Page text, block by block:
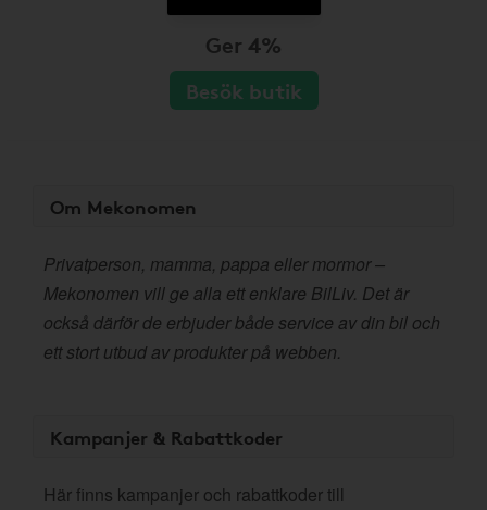
Ger 4%
Besök butik
Om Mekonomen
Privatperson, mamma, pappa eller mormor –
Mekonomen vill ge alla ett enklare BilLiv. Det är
också därför de erbjuder både service av din bil och
ett stort utbud av produkter på webben.
Kampanjer & Rabattkoder
Här finns kampanjer och rabattkoder till